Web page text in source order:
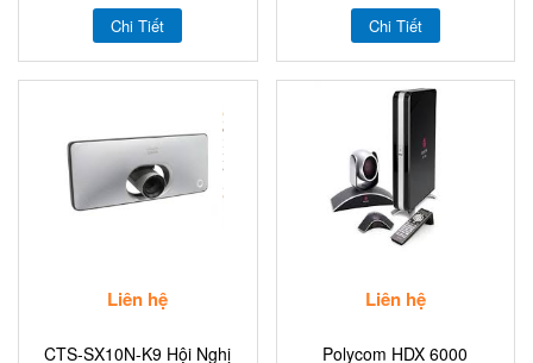
Chi Tiết Chi Tiết
Liên hệ
CTS-SX10N-K9 Hội Nghị
Liên hệ
Polycom HDX 6000